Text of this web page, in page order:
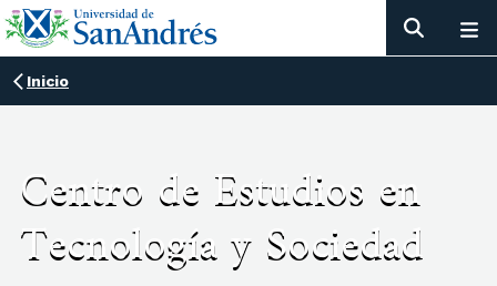
Inicio
Centro de Estudios en
Tecnología y Sociedad